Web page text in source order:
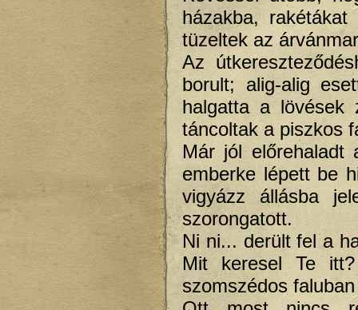
házakba,
tüzeltek az
Az
borult; alig-alig
halgatta a lövések
táncoltak a piszkos
Már jól
emberke lépett be
vigyázz állásba
szorongatott.
Ni ni... derült fel a
Mit keresel Te
szomszédos